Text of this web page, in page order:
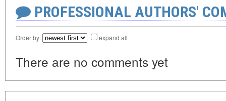
PROFESSIONAL AUTHORS'
Order by: expand all
There are no comments yet